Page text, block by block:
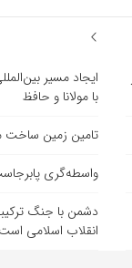
ایجاد مسیر
با مولانا و حافظ
تامین زمین ساخت مسکن ۷۸۰۰
واسطه‌گری
دشمن با جنگ
انقلاب اسلامی است